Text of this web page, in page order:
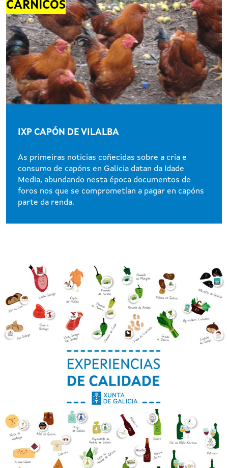
CÁRNICOS
IXP CAPÓN DE VILALBA
As primeiras noticias coñecidas sobre a cría e
consumo de capóns en Galicia datan da Idade
Media, abundando nesta época documentos de
foros nos que se comprometían a pagar en capóns
parte da renda.